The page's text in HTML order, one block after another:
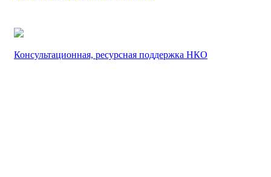
Консультационная, ресурсная поддержка НКО